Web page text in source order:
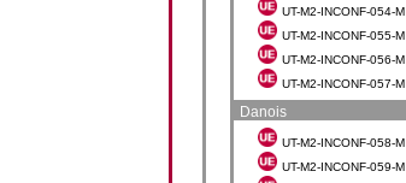
UT-M2-INCONF-054-M
UT-M2-INCONF-055-M
UT-M2-INCONF-056-M
UT-M2-INCONF-057-M
Danois
UT-M2-INCONF-058-M
UT-M2-INCONF-059-M